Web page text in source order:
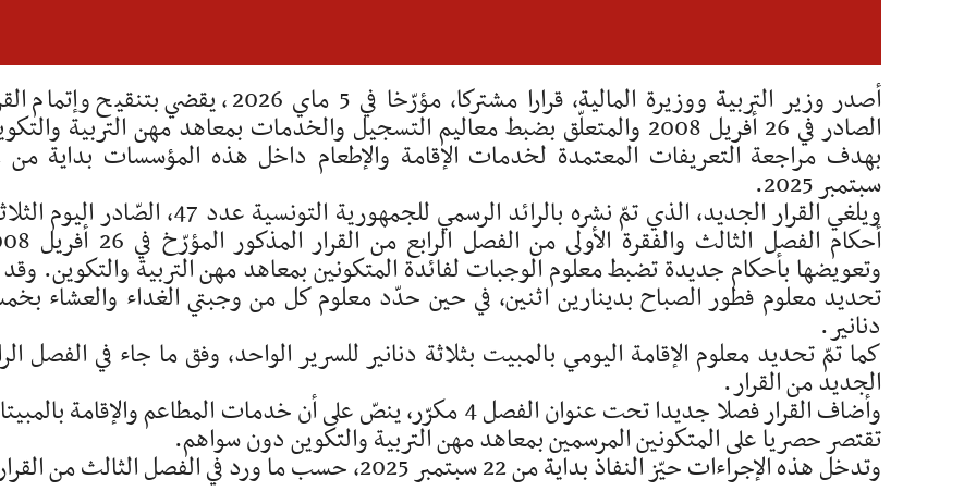
أصدر وزير التربية ووزيرة المالية، قرارا مشتركا، مؤرّخا في 5 ماي 2026، يقضي بتنقيح
الصادر في 26 أفريل 2008 والمتعلّق بضبط معاليم التسجيل والخدمات بمعاهد مهن التربية
سبتمبر 2025.
ويلغي القرار الجديد، الذي تمّ نشره بالرائد الرسمي للجمهورية التونسية عدد 47، الصّادر
أحكام الفصل الثالث والفقرة الأولى من
وتعويضها بأحكام جديدة تضبط معلوم الوجبات لفائدة المتكونين بمعاهد مهن التربية والتكوين.
تحديد معلوم فطور الصباح بدينارين اثنين، في حين حدّد معلوم كل من وجبتي الغداء والعشاء
دنانير.
كما تمّ تحديد معلوم الإقامة اليومي بالمبيت بثلاثة دنانير للسرير الواحد، وفق ما جاء في الفصل
الجديد من القرار.
وأضاف القرار فصلا جديدا تحت عنوان الفصل 4 مكرّر، ينصّ على أن خدمات المطاعم والإقامة
تقتصر حصريا على المتكونين المرسمين بمعاهد مهن التربية والتكوين دون سواهم.
وتدخل هذه الإجراءات حيّز النفاذ بداية من 22 سبتمبر 2025، حسب ما ورد في الفصل الثالث من القرار.